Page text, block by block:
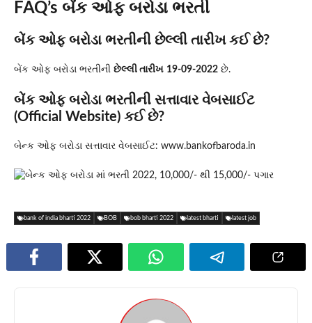
FAQ’s બેંક ઓફ બરોડા ભરતી
બેંક ઓફ બરોડા ભરતીની છેલ્લી તારીખ કઈ છે?
બેંક ઓફ બરોડા ભરતીની છેલ્લી તારીખ 19-09-2022 છે.
બેંક ઓફ બરોડા ભરતીની સત્તાવાર વેબસાઈટ
(Official Website) કઈ છે?
બેન્ક ઓફ બરોડા સત્તાવાર વેબસાઈટ: www.bankofbaroda.in
bank of india bharti 2022 BOB bob bharti 2022 latest bharti latest job